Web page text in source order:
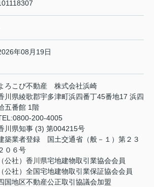
年08月19日
ろこび不動産 株式会社浜崎
川県綾歌郡宇多津町浜四番丁45番地17 浜四
五番館 1階
0800-200-4005
川県知事 (3) 第004215号
築業者登録 国土交通省（般－１）第２３
０６号
（公社）香川県宅地建物取引業協会会員
（公社）全国宅地建物取引業保証協会会員
国地区不動産公正取引協議会加盟